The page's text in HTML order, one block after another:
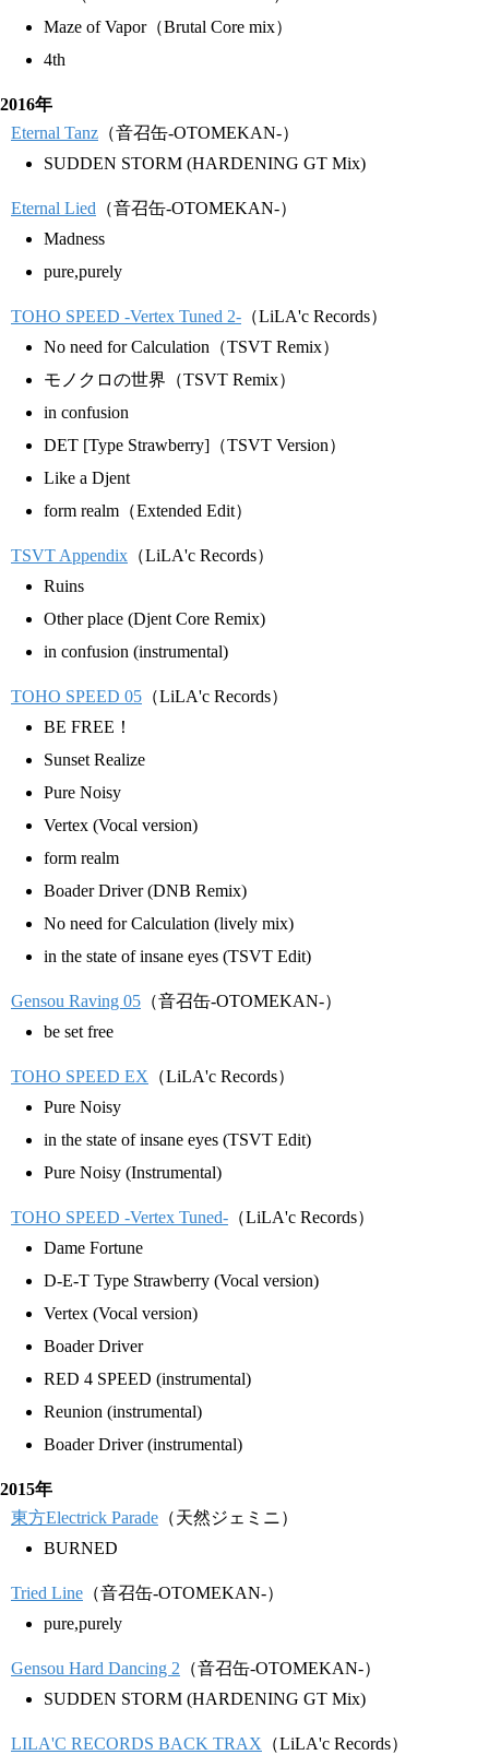
Maze of Vapor（Brutal Core mix）
4th
2016年
Eternal Tanz （音召缶-OTOMEKAN-）
SUDDEN STORM (HARDENING GT Mix)
Eternal Lied （音召缶-OTOMEKAN-）
Madness
pure,purely
TOHO SPEED -Vertex Tuned 2- （LiLA'c Records）
No need for Calculation（TSVT Remix）
モノクロの世界（TSVT Remix）
in confusion
DET [Type Strawberry]（TSVT Version）
Like a Djent
form realm（Extended Edit）
TSVT Appendix （LiLA'c Records）
Ruins
Other place (Djent Core Remix)
in confusion (instrumental)
TOHO SPEED 05 （LiLA'c Records）
BE FREE！
Sunset Realize
Pure Noisy
Vertex (Vocal version)
form realm
Boader Driver (DNB Remix)
No need for Calculation (lively mix)
in the state of insane eyes (TSVT Edit)
Gensou Raving 05 （音召缶-OTOMEKAN-）
be set free
TOHO SPEED EX （LiLA'c Records）
Pure Noisy
in the state of insane eyes (TSVT Edit)
Pure Noisy (Instrumental)
TOHO SPEED -Vertex Tuned- （LiLA'c Records）
Dame Fortune
D-E-T Type Strawberry (Vocal version)
Vertex (Vocal version)
Boader Driver
RED 4 SPEED (instrumental)
Reunion (instrumental)
Boader Driver (instrumental)
2015年
東方Electrick Parade （天然ジェミニ）
BURNED
Tried Line （音召缶-OTOMEKAN-）
pure,purely
Gensou Hard Dancing 2 （音召缶-OTOMEKAN-）
SUDDEN STORM (HARDENING GT Mix)
LILA'C RECORDS BACK TRAX （LiLA'c Records）